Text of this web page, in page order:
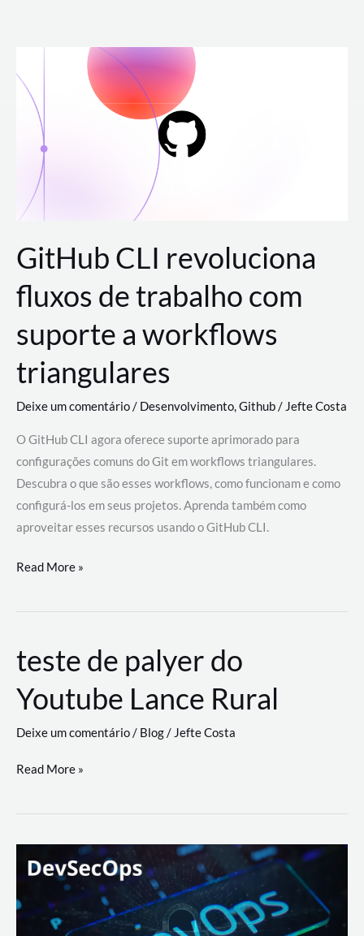
para
conteúdo
GitHub CLI revoluciona
fluxos de trabalho com
suporte a workflows
triangulares
Deixe um comentário/ Desenvolvimento,Github/ Jefte Costa
O GitHub CLI agora oferece suporte aprimorado para
configurações comuns do Git em workflows triangulares.
Descubra o que são esses workflows, como funcionam e como
configurá-los em seus projetos. Aprenda também como
aproveitar esses recursos usando o GitHub CLI.
GitHub
revoluciona
de
trabalho
com
a
workflows
Read More »
teste de palyer do
Youtube Lance Rural
Deixe um comentário/ Blog/ Jefte Costa
teste
palyer
Lance
Rural
Read More »